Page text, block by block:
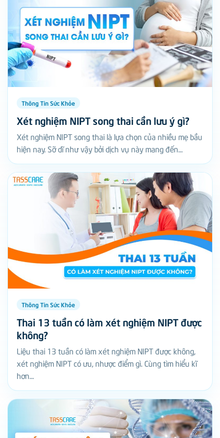
Thông Tin Sức Khỏe
Xét nghiệm NIPT song thai cần lưu ý gì?
Xét nghiệm NIPT song thai là lựa chọn của nhiều mẹ bầu
hiện nay. Sỡ dĩ như vậy bởi dịch vụ này mang đến...
Thông Tin Sức Khỏe
Thai 13 tuần có làm xét nghiệm NIPT được
không?
Liệu thai 13 tuần có làm xét nghiệm NIPT được không,
xét nghiệm NIPT có ưu, nhược điểm gì. Cùng tìm hiểu kĩ
hơn...